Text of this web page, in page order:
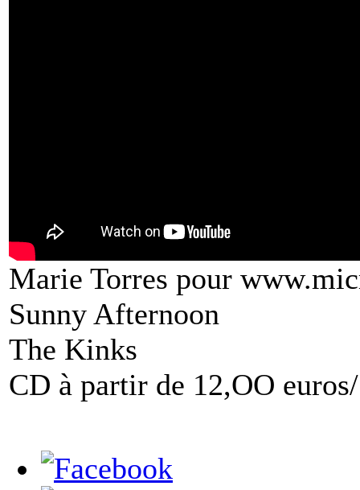
Marie Torres pour
Sunny Afternoon
The Kinks
CD à partir de 12,OO